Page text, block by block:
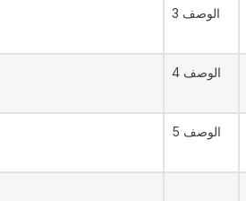
الوصف 3
الوصف 4
الوصف 5